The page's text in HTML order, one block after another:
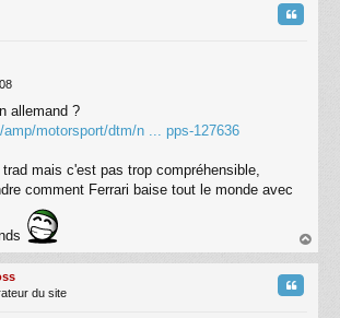
Citation
allemand ?
amp/motorsport/dtm/n ... pps-127636
mais c'est pas trop compréhensible,
comment Ferrari baise tout le monde avec
au
du site
Citation